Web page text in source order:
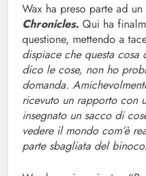
Wax ha preso parte ad
Chronicles. Qui ha
questione, mettendo a
dispiace che questa
dico le cose, non ho
domanda.
ricevuto un rapporto con
insegnato un sacco di
vedere il mondo com’è
parte sbagliata del